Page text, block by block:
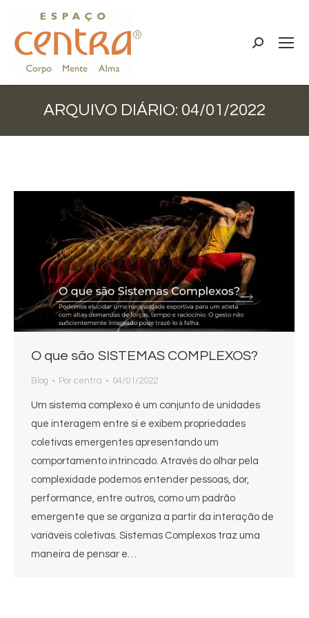
Search:
ARQUIVO DIÁRIO: 04/01/2022
O que são SISTEMAS COMPLEXOS?
Blog Por centra 04/01/2022
Um sistema complexo é um conjunto de unidades
que interagem entre si e exibem propriedades
coletivas emergentes apresentando um
comportamento intrincado. Através do olhar pela
complexidade podemos entender pessoas, dor,
performance, entre outros, como um padrão
emergente que se organiza a partir da interação de
variáveis coletivas. Sistemas Complexos traz uma
maneira de pensar e…